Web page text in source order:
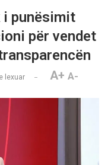
i punësimit
për vendet
e lexuar A+ A-